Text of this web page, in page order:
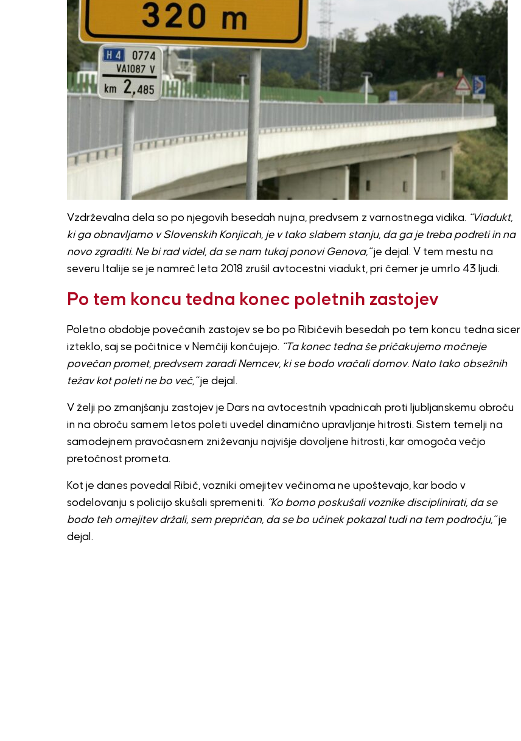
Vzdrževalna dela so po njegovih besedah nujna, predvsem z varnostnega vidika. “Viadukt,
ki ga obnavljamo v Slovenskih Konjicah, je v tako slabem stanju, da ga je treba podreti in na
novo zgraditi. Ne bi rad videl, da se nam tukaj ponovi Genova,”je dejal. V tem mestu na
severu Italije se je namreč leta 2018 zrušil avtocestni viadukt, pri čemer je umrlo 43 ljudi.
Po tem koncu tedna konec poletnih zastojev
Poletno obdobje povečanih zastojev se bo po Ribičevih besedah po tem koncu tedna sicer
izteklo, saj se počitnice v Nemčiji končujejo. “Ta konec tedna še pričakujemo močneje
povečan promet, predvsem zaradi Nemcev, ki se bodo vračali domov. Nato tako obsežnih
težav kot poleti ne bo več,”je dejal.
V želji po zmanjšanju zastojev je Dars na avtocestnih vpadnicah proti ljubljanskemu obroču
in na obroču samem letos poleti uvedel dinamično upravljanje hitrosti. Sistem temelji na
samodejnem pravočasnem zniževanju najvišje dovoljene hitrosti, kar omogoča večjo
pretočnost prometa.
Kot je danes povedal Ribič, vozniki omejitev večinoma ne upoštevajo, kar bodo v
sodelovanju s policijo skušali spremeniti. “Ko bomo poskušali voznike disciplinirati, da se
bodo teh omejitev držali, sem prepričan, da se bo učinek pokazal tudi na tem področju,”je
dejal.